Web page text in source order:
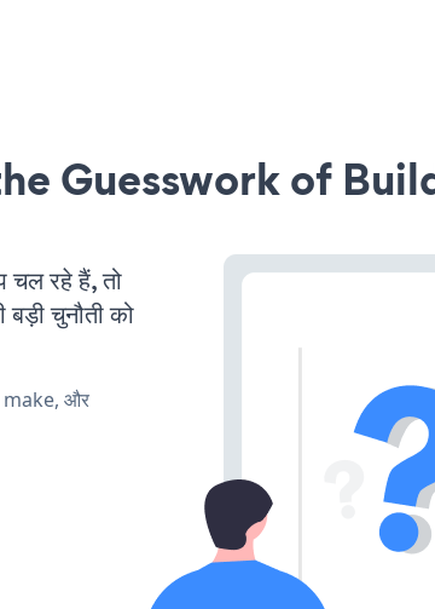
Guesswork of
रहे हैं, तो
चुनौती को
make, और